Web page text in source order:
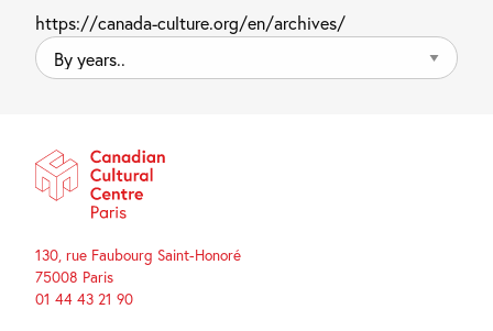
https://canada-culture.org/en/archives/
By
years..
130, rue Faubourg Saint-Honoré
75008 Paris
01 44 43 21 90